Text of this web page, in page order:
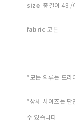
size총길이 48 /
fabric 코튼
*모든 의류는 드라
*상세 사이즈는 단
수 있습니다